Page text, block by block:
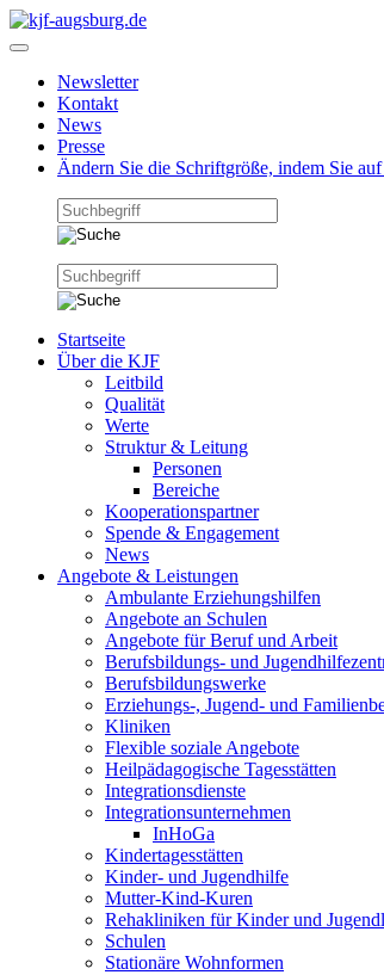
Newsletter
Kontakt
News
Presse
Ändern Sie die Schriftgröße, indem Sie
Startseite
Über die KJF
Leitbild
Qualität
Werte
Struktur & Leitung
Personen
Bereiche
Kooperationspartner
Spende & Engagement
News
Angebote & Leistungen
Ambulante Erziehungshilfen
Angebote an Schulen
Angebote für Beruf und Arbeit
Berufsbildungs- und
Berufsbildungswerke
Erziehungs-, Jugend- und
Kliniken
Flexible soziale Angebote
Heilpädagogische Tagesstätten
Integrationsdienste
Integrationsunternehmen
InHoGa
Kindertagesstätten
Kinder- und Jugendhilfe
Mutter-Kind-Kuren
Rehakliniken für Kinder und
Schulen
Stationäre Wohnformen